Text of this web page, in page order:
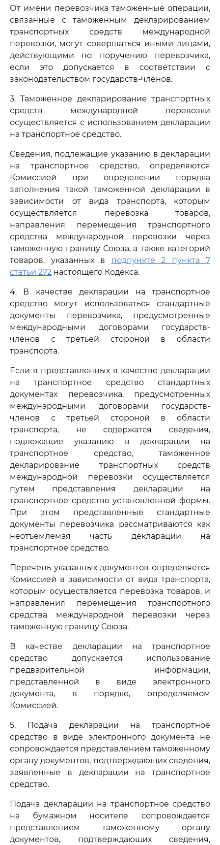
От имени перевозчика таможенные операции,
связанные с таможенным декларированием
транспортных средств международной
перевозки, могут совершаться иными лицами,
действующими по поручению перевозчика,
если это допускается в соответствии с
законодательством государств-членов.
3. Таможенное декларирование транспортных
средств международной перевозки
осуществляется с использованием декларации
на транспортное средство.
Сведения, подлежащие указанию в декларации
на транспортное средство, определяются
Комиссией при определении порядка
заполнения такой таможенной декларации в
зависимости от вида транспорта, которым
осуществляется перевозка товаров,
направления перемещения транспортного
средства международной перевозки через
таможенную границу Союза, а также категорий
товаров, указанных в подпункте 2 пункта 7
статьи 272 настоящего Кодекса.
4. В качестве декларации на транспортное
средство могут использоваться стандартные
документы перевозчика, предусмотренные
международными договорами государств-
членов с третьей стороной в области
транспорта.
Если в представленных в качестве декларации
на транспортное средство стандартных
документах перевозчика, предусмотренных
международными договорами государств-
членов с третьей стороной в области
транспорта, не содержатся сведения,
подлежащие указанию в декларации на
транспортное средство, таможенное
декларирование транспортных средств
международной перевозки осуществляется
путем представления декларации на
транспортное средство установленной формы.
При этом представленные стандартные
документы перевозчика рассматриваются как
неотъемлемая часть декларации на
транспортное средство.
Перечень указанных документов определяется
Комиссией в зависимости от вида транспорта,
которым осуществляется перевозка товаров, и
направления перемещения транспортного
средства международной перевозки через
таможенную границу Союза.
В качестве декларации на транспортное
средство допускается использование
предварительной информации,
представленной в виде электронного
документа, в порядке, определяемом
Комиссией.
5. Подача декларации на транспортное
средство в виде электронного документа не
сопровождается представлением таможенному
органу документов, подтверждающих сведения,
заявленные в декларации на транспортное
средство.
Подача декларации на транспортное средство
на бумажном носителе сопровождается
представлением таможенному органу
документов, подтверждающих сведения,